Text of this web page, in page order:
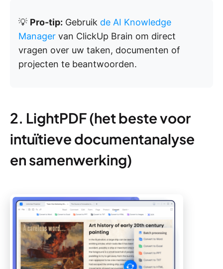
💡 Pro-tip: Gebruik de AI Knowledge
Manager van ClickUp Brain om direct
vragen over uw taken, documenten of
projecten te beantwoorden.
2. LightPDF (het beste voor
intuïtieve documentanalyse
en samenwerking)